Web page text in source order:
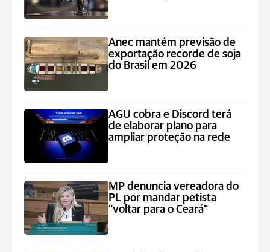
Anec mantém previsão de
exportação recorde de soja
do Brasil em 2026
AGU cobra e Discord terá
de elaborar plano para
ampliar proteção na rede
MP denuncia vereadora do
PL por mandar petista
“voltar para o Ceará”